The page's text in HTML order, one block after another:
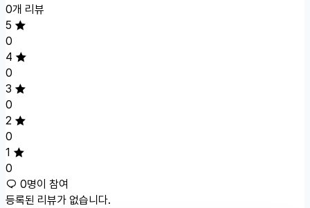
0개 리뷰
5
0
4
0
3
0
2
0
1
0
0명이 참여
등록된 리뷰가 없습니다.